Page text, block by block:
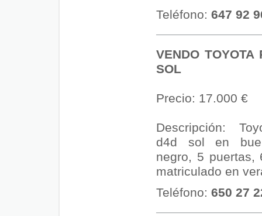
Teléfono: 647 92
VENDO TOYOTA
SOL
Precio: 17.000 €
Descripción:
d4d sol en
negro, 5 puertas,
matriculado en
Teléfono: 650 27